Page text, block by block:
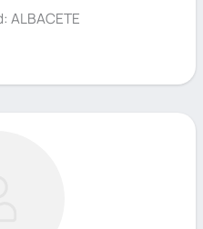
ALBACETE